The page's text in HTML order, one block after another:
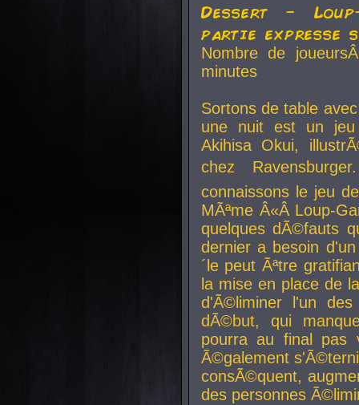
Dessert -
partie expresse
Nombre de
minutes
Sortons de table
une nuit est un
Akihisa Okui,
chez
connaissons le jeu
MÃªme Â«Â Loup-
quelques dÃ©fauts
dernier a besoin
´le peut Ãªtre
la mise en place de
d'Ã©liminer l'un
dÃ©but, qui
pourra au final pas
Ã©galement
consÃ©quent,
des personnes